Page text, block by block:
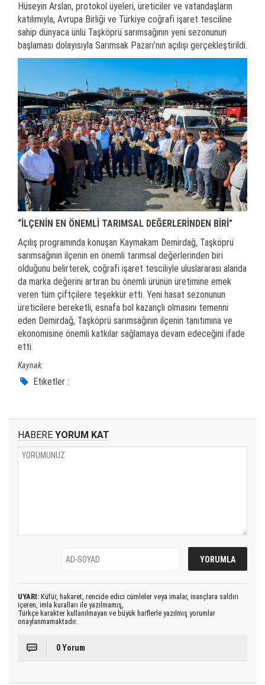
Hüseyin Arslan, protokol üyeleri, üreticiler ve vatandaşların
katılımıyla, Avrupa Birliği ve Türkiye coğrafi işaret tesciline
sahip dünyaca ünlü Taşköprü sarımsağının yeni sezonunun
başlaması dolayısıyla Sarımsak Pazarı’nın açılışı gerçekleştirildi.
“İLÇENİN EN ÖNEMLİ TARIMSAL DEĞERLERİNDEN BİRİ”
Açılış programında konuşan Kaymakam Demirdağ, Taşköprü
sarımsağının ilçenin en önemli tarımsal değerlerinden biri
olduğunu belirterek, coğrafi işaret tesciliyle uluslararası alanda
da marka değerini artıran bu önemli ürünün üretimine emek
veren tüm çiftçilere teşekkür etti. Yeni hasat sezonunun
üreticilere bereketli, esnafa bol kazançlı olmasını temenni
eden Demirdağ, Taşköprü sarımsağının ilçenin tanıtımına ve
ekonomisine önemli katkılar sağlamaya devam edeceğini ifade
etti.
Kaynak:
Etiketler :
HABERE YORUM KAT
UYARI: Küfür, hakaret, rencide edici cümleler veya imalar, inançlara saldırı
içeren, imla kuralları ile yazılmamış,
Türkçe karakter kullanılmayan ve büyük harflerle yazılmış yorumlar
onaylanmamaktadır.
0 Yorum